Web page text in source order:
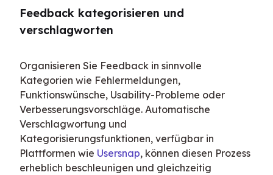
Feedback kategorisieren und
verschlagworten
Organisieren Sie Feedback in sinnvolle
Kategorien wie Fehlermeldungen,
Funktionswünsche, Usability-Probleme oder
Verbesserungsvorschläge. Automatische
Verschlagwortung und
Kategorisierungsfunktionen, verfügbar in
Plattformen wie Usersnap, können diesen Prozess
erheblich beschleunigen und gleichzeitig